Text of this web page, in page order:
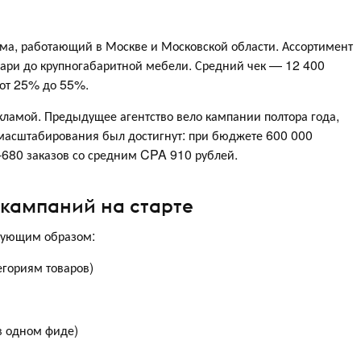
работающий в Москве и Московской области. Ассортимент
до крупногабаритной мебели. Средний чек — 12 400
25% до 55%.
Предыдущее агентство вело кампании полтора года,
был достигнут: при бюджете 600 000
заказов со средним CPA 910 рублей.
на старте
образом:
товаров)
одном фиде)